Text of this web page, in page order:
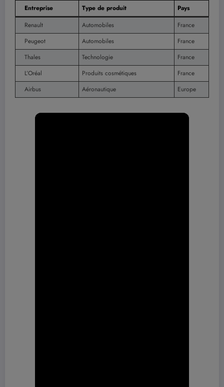
Entreprise Type de produit
Pays
Renault
Automobiles
France
Peugeot
Automobiles
France
Thales
Technologie
France
L’Oréal
Produits cosmétiques
France
Airbus
Aéronautique Europe